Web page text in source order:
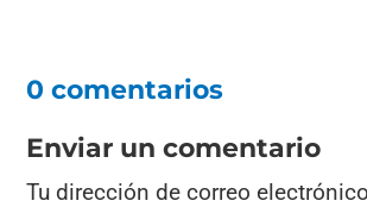
0 comentarios
Enviar un comentario
Tu dirección de correo